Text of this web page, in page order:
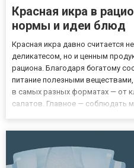
Красная икра в
нормы и идеи блюд
Красная икра давно считается
деликатесом, но и ценным
рациона. Благодаря богатому
питание полезными
в самых разных форматах — от
салатов. Главное — соблюдать